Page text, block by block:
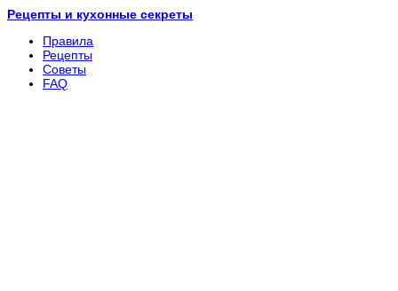
Рецепты и кухонные секреты
Правила
Рецепты
Советы
FAQ